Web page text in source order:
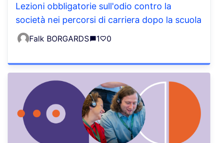
Lezioni obbligatorie sull'odio contro la
società nei percorsi di carriera dopo la scuola
Falk BORGARDS 1 0